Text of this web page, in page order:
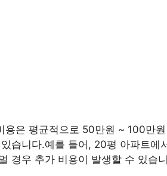
용은 평균적으로 50만원 ~ 100만
습니다.예를 들어, 20평 아파트
경우 추가 비용이 발생할 수 있습